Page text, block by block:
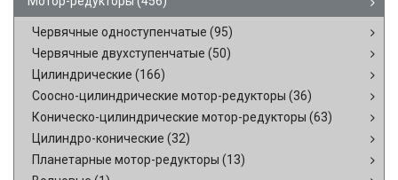
Червячные одноступенчатые (95)
Червячные двухступенчатые (50)
Цилиндрические (166)
Соосно-цилиндрические мотор-редукторы (36)
Коническо-цилиндрические мотор-редукторы (63)
Цилиндро-конические (32)
Планетарные мотор-редукторы (13)